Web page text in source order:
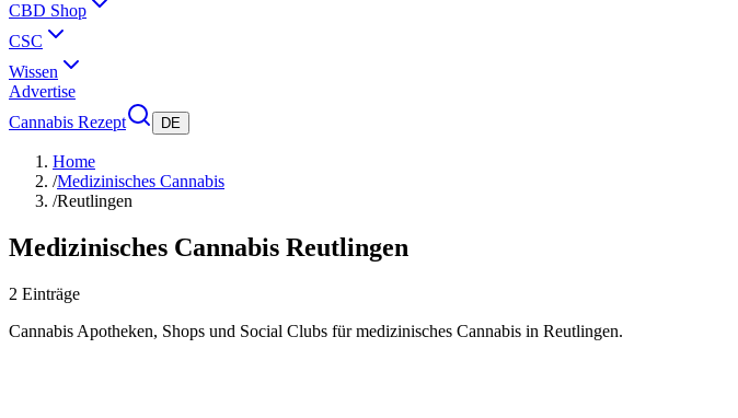
CBD Shop
CSC
Wissen
Advertise
Cannabis Rezept
DE
Home
/Medizinisches Cannabis
/Reutlingen
Medizinisches Cannabis Reutlingen
2 Einträge
Cannabis Apotheken, Shops und Social Clubs für medizinisches Cannabis in Reutlingen.